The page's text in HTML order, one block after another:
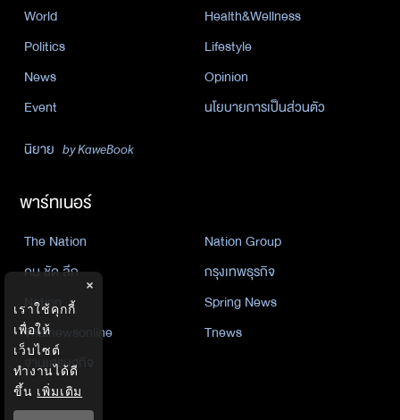
World
Health&Wellness
Politics
Lifestyle
News
Opinion
Event
นโยบายการเป็นส่วนตัว
นิยาย by KaweBook
พาร์ทเนอร์
The Nation
Nation Group
คม ชัด ลึก
กรุงเทพธุรกิจ
Nation
Spring News
Thainewsonline
Tnews
ฐานเศรษฐกิจ
×
เราใช้คุกกี้
เพื่อให้
เว็บไซต์
ทำงานได้ดี
ขึ้น เพิ่มเติม